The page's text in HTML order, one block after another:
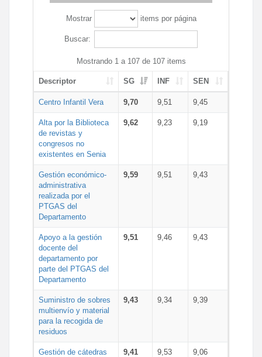
Mostrar items por página
Buscar:
Mostrando 1 a 107 de 107 items
Descriptor SG INF SEN
Centro Infantil Vera 9,70 9,51 9,45
Alta por la Biblioteca
de revistas y
congresos no
existentes en Senia
9,62 9,23 9,19
Gestión económico-
administrativa
realizada por el
PTGAS del
Departamento
9,59 9,51 9,43
Apoyo a la gestión
docente del
departamento por
parte del PTGAS del
Departamento
9,51 9,46 9,43
Suministro de sobres
multienvío y material
para la recogida de
residuos
9,43 9,34 9,39
Gestión de cátedras
9,41 9,53 9,06